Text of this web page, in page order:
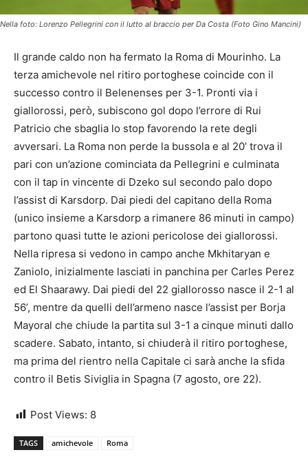
Nella foto: Lorenzo Pellegrini con il lutto al braccio per Da Costa (Foto Gino Mancini)
Il grande caldo non ha fermato la Roma di Mourinho. La
terza amichevole nel ritiro portoghese coincide con il
successo contro il Belenenses per 3-1. Pronti via i
giallorossi, però, subiscono gol dopo l’errore di Rui
Patricio che sbaglia lo stop favorendo la rete degli
avversari. La Roma non perde la bussola e al 20’ trova il
pari con un’azione cominciata da Pellegrini e culminata
con il tap in vincente di Dzeko sul secondo palo dopo
l’assist di Karsdorp. Dai piedi del capitano della Roma
(unico insieme a Karsdorp a rimanere 86 minuti in campo)
partono quasi tutte le azioni pericolose dei giallorossi.
Nella ripresa si vedono in campo anche Mkhitaryan e
Zaniolo, inizialmente lasciati in panchina per Carles Perez
ed El Shaarawy. Dai piedi del 22 giallorosso nasce il 2-1 al
56’, mentre da quelli dell’armeno nasce l’assist per Borja
Mayoral che chiude la partita sul 3-1 a cinque minuti dallo
scadere. Sabato, intanto, si chiuderà il ritiro portoghese,
ma prima del rientro nella Capitale ci sarà anche la sfida
contro il Betis Siviglia in Spagna (7 agosto, ore 22).
Post Views: 8
TAGS amichevole Roma